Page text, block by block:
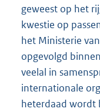
geweest op het
kwestie op
het Ministerie
opgevolgd
veelal in
internationale
heterdaad wordt